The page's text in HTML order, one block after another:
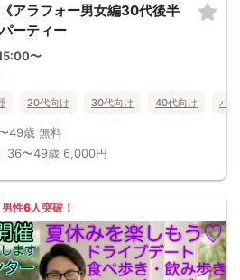
アラフォー男女編30代後半
ーティー
〜
20代向け 30代向け 40代向け バ
49歳 無料
36〜49歳 6,000円
男性6人突破！